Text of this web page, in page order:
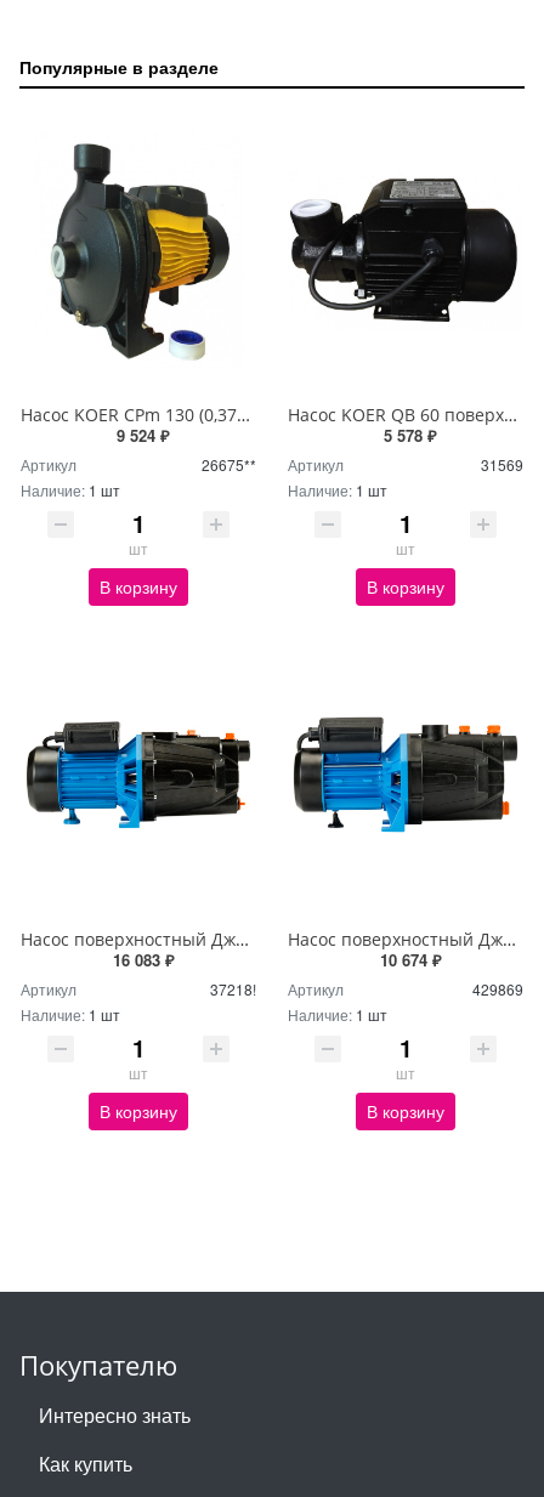
Популярные в разделе
Насос KOER CPm 130 (0,37кВт/92л.м./22м.)
9 524 ₽
Артикул
26675**
Наличие: 1 шт
шт
В корзину
Насос KOER QB 60 поверхностный вихревой (0,37кВт/34л.м./36м.)
5 578 ₽
Артикул
31569
Наличие: 1 шт
шт
В корзину
Насос поверхностный Джилекс Джамбо 70/50 Ч 3700
16 083 ₽
Артикул
37218!
Наличие: 1 шт
шт
В корзину
Насос поверхностный Джилекс Джамбо 60/35П
10 674 ₽
Артикул
429869
Наличие: 1 шт
шт
В корзину
Покупателю
Интересно знать
Как купить